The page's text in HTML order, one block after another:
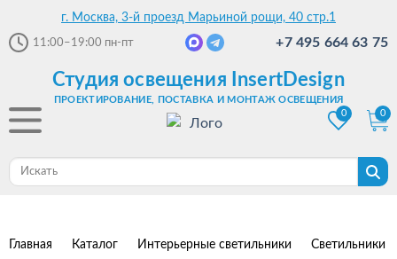
г. Москва, 3-й проезд Марьиной рощи, 40 стр.1
11:00–19:00 пн-пт +7 495 664 63 75
Студия освещения InsertDesign
ПРОЕКТИРОВАНИЕ, ПОСТАВКА И МОНТАЖ ОСВЕЩЕНИЯ
0
0
Главная Каталог Интерьерные светильники Светильники